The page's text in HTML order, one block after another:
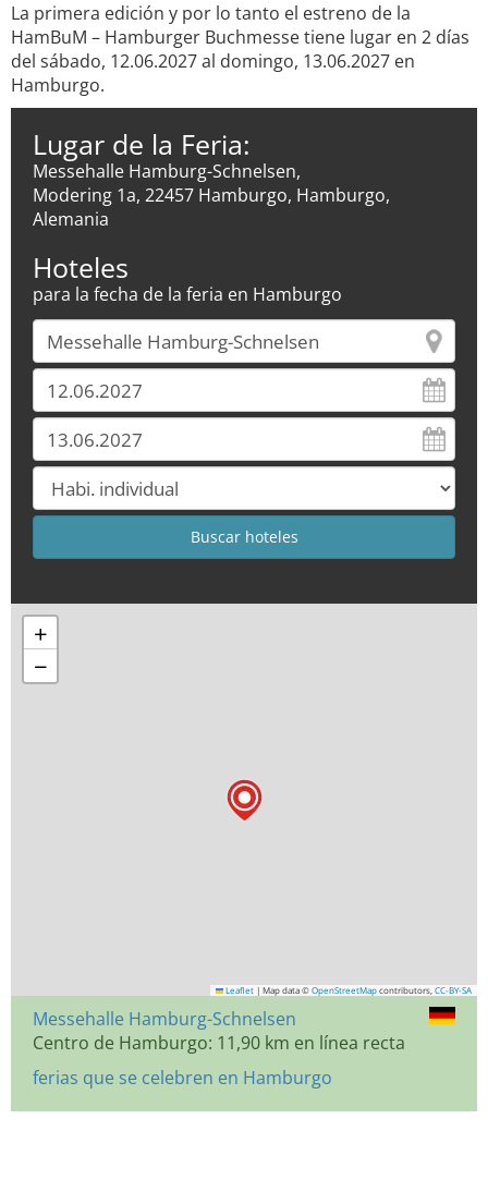
La primera edición y por lo tanto el estreno de la
HamBuM – Hamburger Buchmesse tiene lugar en 2 días
del sábado, 12.06.2027 al domingo, 13.06.2027 en
Hamburgo.
Lugar de la Feria:
Messehalle Hamburg-Schnelsen,
Modering 1a, 22457 Hamburgo, Hamburgo,
Alemania
Hoteles
para la fecha de la feria en Hamburgo
+
−
Leaflet | Map data © OpenStreetMap contributors, CC-BY-SA
Messehalle Hamburg-Schnelsen
Centro de Hamburgo: 11,90 km en línea recta
ferias que se celebren en Hamburgo